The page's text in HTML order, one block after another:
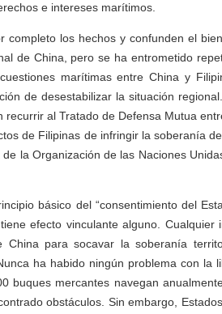
e intereses marítimos.
los hechos y confunden el
de China, pero se ha entrometido
marítimas entre China y
de desestabilizar la situación regional.
al Tratado de Defensa Mutua
de Filipinas de infringir la soberanía
la Organización de las Naciones
básico del “consentimiento del
efecto vinculante alguno. Cualquier
para socavar la soberanía
ha habido ningún problema con la
buques mercantes navegan
obstáculos. Sin embargo,